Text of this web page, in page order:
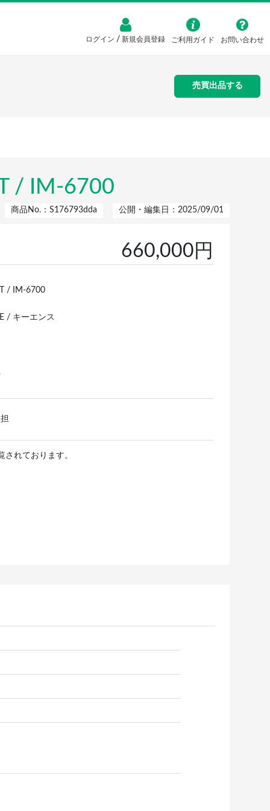
ログイン / 新規会員登録 ご利用ガイド お問い合わせ
売買出品する
/ IM-6700
商品No.：S176793dda 公開・編集日：2025/09/01
660,000円
/ IM-6700
/ キーエンス
されております。